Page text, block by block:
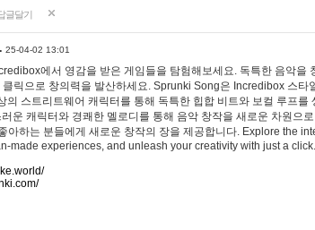
글달기
25-04-02 13:01
에서 영감을 받은 게임들을 탐험해보세요. 독특한 음악을
클릭으로 창의력을 발산하세요. Sprunki Song은 Incredibox 스타
의 스트리트웨어 캐릭터를 통해 독특한 힙합 비트와 보컬 루프를
운 캐릭터와 경쾌한 멜로디를 통해 음악 창작을 새로운 차원으
아하는 분들에게 새로운 창작의 장을 제공합니다. Explore the
made experiences, and unleash your creativity with just a click.